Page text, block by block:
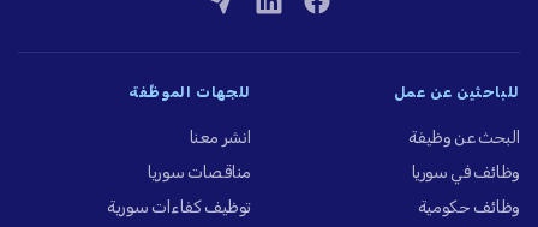
للباحثين عن عمل
البحث عن وظيفة
وظائف في سوريا
وظائف حكومية
للجهات الموظِّفة
انشر معنا
مناقصات سوريا
توظيف كفاءات سورية